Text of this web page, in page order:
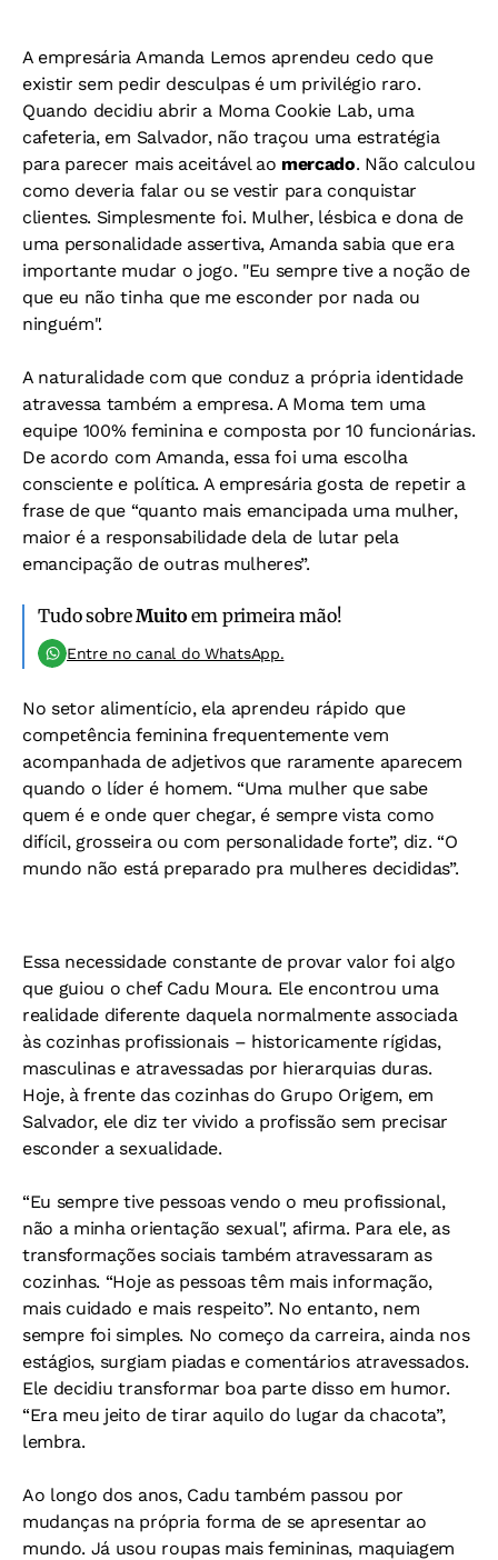
A empresária Amanda Lemos aprendeu cedo que
existir sem pedir desculpas é um privilégio raro.
Quando decidiu abrir a Moma Cookie Lab, uma
cafeteria, em Salvador, não traçou uma estratégia
para parecer mais aceitável ao mercado. Não calculou
como deveria falar ou se vestir para conquistar
clientes. Simplesmente foi. Mulher, lésbica e dona de
uma personalidade assertiva, Amanda sabia que era
importante mudar o jogo. "Eu sempre tive a noção de
que eu não tinha que me esconder por nada ou
ninguém".
A naturalidade com que conduz a própria identidade
atravessa também a empresa. A Moma tem uma
equipe 100% feminina e composta por 10 funcionárias.
De acordo com Amanda, essa foi uma escolha
consciente e política. A empresária gosta de repetir a
frase de que “quanto mais emancipada uma mulher,
maior é a responsabilidade dela de lutar pela
emancipação de outras mulheres”.
Tudo sobreMuito em primeira mão!
Entre no canal do WhatsApp.
No setor alimentício, ela aprendeu rápido que
competência feminina frequentemente vem
acompanhada de adjetivos que raramente aparecem
quando o líder é homem. “Uma mulher que sabe
quem é e onde quer chegar, é sempre vista como
difícil, grosseira ou com personalidade forte”, diz. “O
mundo não está preparado pra mulheres decididas”.
Essa necessidade constante de provar valor foi algo
que guiou o chef Cadu Moura. Ele encontrou uma
realidade diferente daquela normalmente associada
às cozinhas profissionais – historicamente rígidas,
masculinas e atravessadas por hierarquias duras.
Hoje, à frente das cozinhas do Grupo Origem, em
Salvador, ele diz ter vivido a profissão sem precisar
esconder a sexualidade.
“Eu sempre tive pessoas vendo o meu profissional,
não a minha orientação sexual", afirma. Para ele, as
transformações sociais também atravessaram as
cozinhas. “Hoje as pessoas têm mais informação,
mais cuidado e mais respeito”. No entanto, nem
sempre foi simples. No começo da carreira, ainda nos
estágios, surgiam piadas e comentários atravessados.
Ele decidiu transformar boa parte disso em humor.
“Era meu jeito de tirar aquilo do lugar da chacota”,
lembra.
Ao longo dos anos, Cadu também passou por
mudanças na própria forma de se apresentar ao
mundo. Já usou roupas mais femininas, maquiagem